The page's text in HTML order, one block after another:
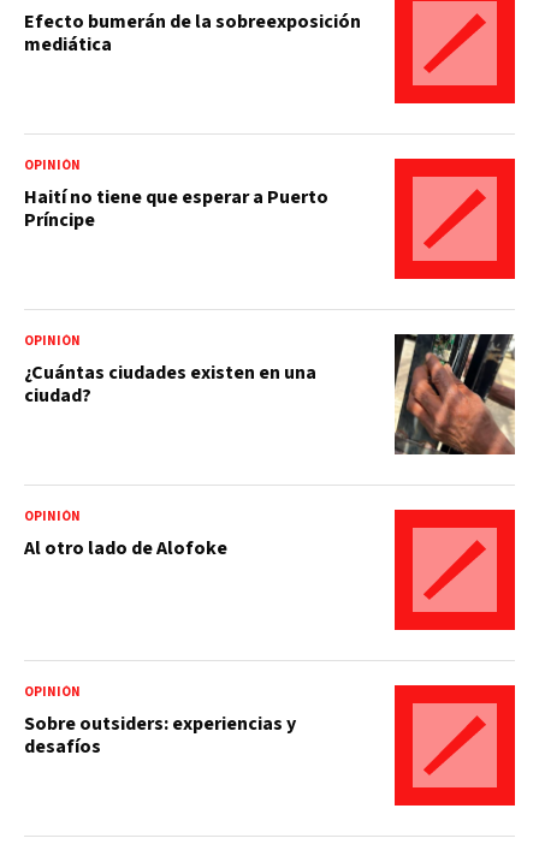
Efecto bumerán de la sobreexposición
mediática
OPINIÓN
Haití no tiene que esperar a Puerto
Príncipe
OPINIÓN
¿Cuántas ciudades existen en una
ciudad?
OPINIÓN
Al otro lado de Alofoke
OPINIÓN
Sobre outsiders: experiencias y
desafíos